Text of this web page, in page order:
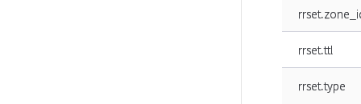
rrset.ttl
rrset.type